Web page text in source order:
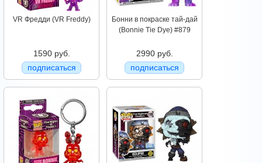
VR Фредди (VR Freddy)
1590 руб.
подписаться
Бонни в покраске тай-дай
(Bonnie Tie Dye) #879
2990 руб.
подписаться